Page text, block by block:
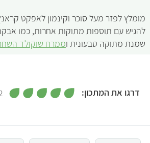
מומלץ לפזר מעל סוכר וקינמון לאפקט
להגיש עם תוספות מתוקות אחרות, כמו
שמנת מתוקה טבעונית וממרח שוקולד
דרגו את המתכון:
2